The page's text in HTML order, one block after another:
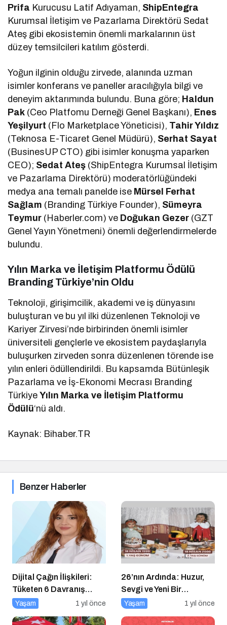
Prifa Kurucusu Latif Adıyaman, ShipEntegra
Kurumsal İletişim ve Pazarlama Direktörü Sedat
Ateş gibi ekosistemin önemli markalarının üst
düzey temsilcileri katılım gösterdi.
Yoğun ilginin olduğu zirvede, alanında uzman
isimler konferans ve paneller aracılığıyla bilgi ve
deneyim aktarımında bulundu. Buna göre; Haldun
Pak (Ceo Platfomu Derneği Genel Başkanı), Enes
Yeşilyurt (Flo Marketplace Yöneticisi), Tahir Yıldız
(Teknosa E-Ticaret Genel Müdürü), Serhat Sayat
(BusinesUP CTO) gibi isimler konuşma yaparken
CEO); Sedat Ateş (ShipEntegra Kurumsal İletişim
ve Pazarlama Direktörü) moderatörlüğündeki
medya ana temalı panelde ise Mürsel Ferhat
Sağlam (Branding Türkiye Founder), Sümeyra
Teymur (Haberler.com) ve Doğukan Gezer (GZT
Genel Yayın Yönetmeni) önemli değerlendirmelerde
bulundu.
Yılın Marka ve İletişim Platformu Ödülü
Branding Türkiye’nin Oldu
Teknoloji, girişimcilik, akademi ve iş dünyasını
buluşturan ve bu yıl ilki düzenlenen Teknoloji ve
Kariyer Zirvesi’nde birbirinden önemli isimler
üniversiteli gençlerle ve ekosistem paydaşlarıyla
buluşurken zirveden sonra düzenlenen törende ise
yılın enleri ödüllendirildi. Bu kapsamda Bütünleşik
Pazarlama ve İş-Ekonomi Mecrası Branding
TürkiyeYılın Marka ve İletişim Platformu
Ödülü‘nü aldı.
Kaynak: Bihaber.TR
Benzer Haberler
Dijital Çağın İlişkileri:
Tüketen 6 Davranış
Biçimi
Yaşam 1 yıl önce
26’nın Ardında: Huzur,
Sevgi ve Yeni Bir
Başlangıç
Yaşam 1 yıl önce